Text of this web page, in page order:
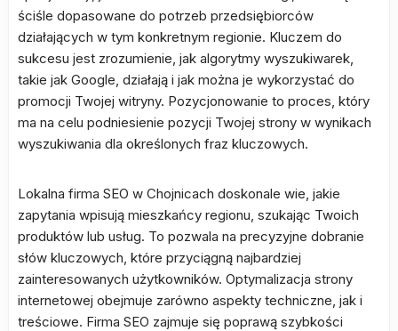
ściśle dopasowane do potrzeb przedsiębiorców
działających w tym konkretnym regionie. Kluczem do
sukcesu jest zrozumienie, jak algorytmy wyszukiwarek,
takie jak Google, działają i jak można je wykorzystać do
promocji Twojej witryny. Pozycjonowanie to proces, który
ma na celu podniesienie pozycji Twojej strony w wynikach
wyszukiwania dla określonych fraz kluczowych.
Lokalna firma SEO w Chojnicach doskonale wie, jakie
zapytania wpisują mieszkańcy regionu, szukając Twoich
produktów lub usług. To pozwala na precyzyjne dobranie
słów kluczowych, które przyciągną najbardziej
zainteresowanych użytkowników. Optymalizacja strony
internetowej obejmuje zarówno aspekty techniczne, jak i
treściowe. Firma SEO zajmuje się poprawą szybkości